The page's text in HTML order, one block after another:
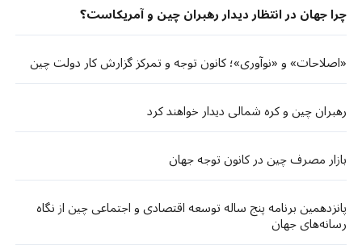
چرا جهان در انتظار دیدار رهبران چین و آمریکاست؟
«اصلاحات» و «نوآوری»؛ کانون توجه و تمرکز گزارش کار دولت چین
رهبران چین و کره شمالی دیدار خواهند کرد
بازار مصرف چین در کانون توجه جهان
پانزدهمین برنامه پنج ساله توسعه اقتصادی و اجتماعی چین از نگاه
رسانه‌های جهان